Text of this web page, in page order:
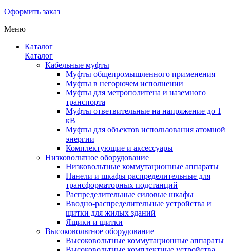
Оформить заказ
Меню
Каталог
Каталог
Кабельные муфты
Муфты общепромышленного применения
Муфты в негорючем исполнении
Муфты для метрополитена и наземного
транспорта
Муфты ответвительные на напряжение до 1
кВ
Муфты для объектов использования атомной
энергии
Комплектующие и аксессуары
Низковольтное оборудование
Низковольтные коммутационные аппараты
Панели и шкафы распределительные для
трансформаторных подстанций
Распределительные силовые шкафы
Вводно-распределительные устройства и
щитки для жилых зданий
Ящики и щитки
Высоковольтное оборудование
Высоковольтные коммутационные аппараты